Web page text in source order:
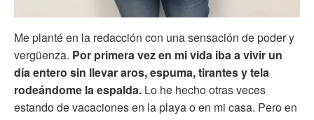
Me planté en la redacción con una sensación de poder y
vergüenza. Por primera vez en mi vida iba a vivir un
día entero sin llevar aros, espuma, tirantes y tela
rodeándome la espalda. Lo he hecho otras veces
estando de vacaciones en la playa o en mi casa. Pero en